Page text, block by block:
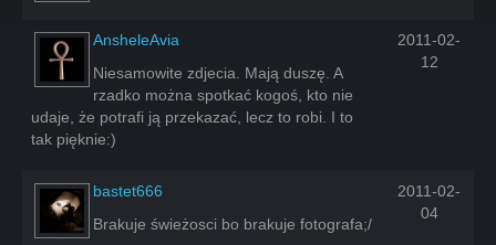
AnsheleAvia
Niesamowite zdjecia. Mają duszę. A
rzadko można spotkać kogoś, kto nie
udaje, że potrafi ją przekazać, lecz to robi. I to
tak pięknie:)
2011-02-
12
bastet666
Brakuje świeżosci bo brakuje fotografa;/
2011-02-
04